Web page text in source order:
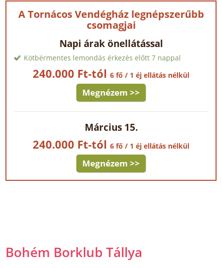
A Tornácos Vendégház legnépszerűbb
csomagjai
Napi árak önellátással
Kötbérmentes lemondás érkezés előtt 7 nappal
240.000 Ft-tól 6 fő / 1 éj ellátás nélkül
Megnézem >>
Március 15.
240.000 Ft-tól 6 fő / 1 éj ellátás nélkül
Megnézem >>
Bohém Borklub Tállya